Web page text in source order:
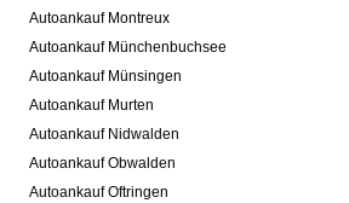
Autoankauf Montreux
Autoankauf Münchenbuchsee
Autoankauf Münsingen
Autoankauf Murten
Autoankauf Nidwalden
Autoankauf Obwalden
Autoankauf Oftringen